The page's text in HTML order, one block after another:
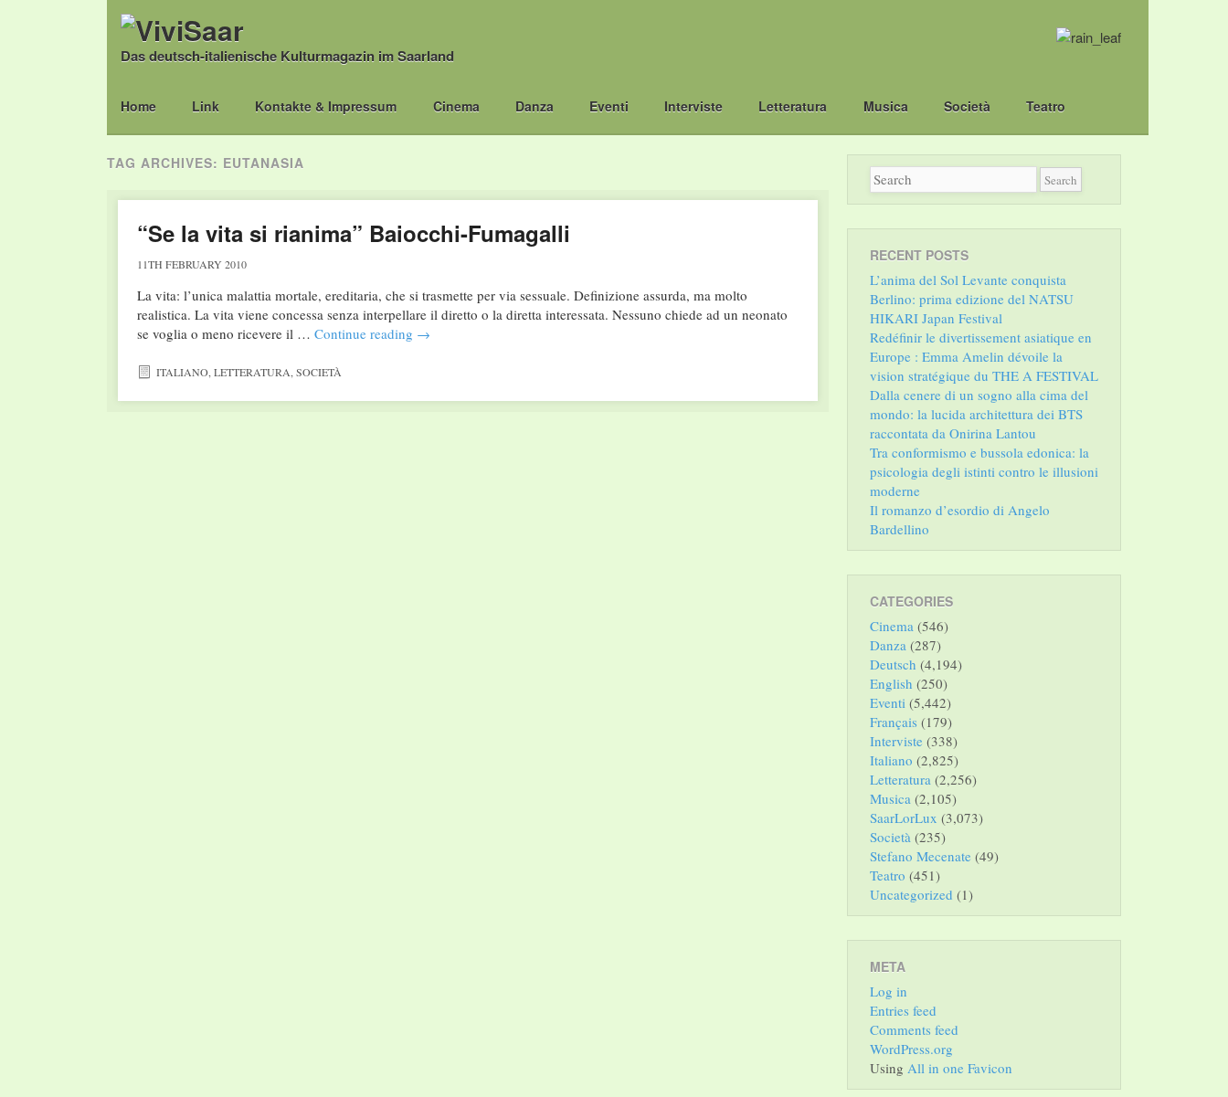
Das deutsch-italienische Kulturmagazin im Saarland
Main menu
Skip
Home Link Kontakte & Impressum Cinema Danza Eventi Interviste Letteratura Musica Società Teatro
TAG ARCHIVES: EUTANASIA
“Se la vita si rianima” Baiocchi-Fumagalli
11TH FEBRUARY 2010
La vita: l’unica malattia mortale, ereditaria, che si trasmette per via sessuale. Definizione assurda, ma molto
realistica. La vita viene concessa senza interpellare il diretto o la diretta interessata. Nessuno chiede ad un neonato
se voglia o meno ricevere il … Continue reading →
ITALIANO,LETTERATURA,SOCIETÀ
RECENT POSTS
L’anima del Sol Levante conquista
Berlino: prima edizione del NATSU
HIKARI Japan Festival
Redéfinir le divertissement asiatique en
Europe : Emma Amelin dévoile la
vision stratégique du THE A FESTIVAL
Dalla cenere di un sogno alla cima del
mondo: la lucida architettura dei BTS
raccontata da Onirina Lantou
Tra conformismo e bussola edonica: la
psicologia degli istinti contro le illusioni
moderne
Il romanzo d’esordio di Angelo
Bardellino
CATEGORIES
Cinema (546)
Danza (287)
Deutsch (4,194)
English (250)
Eventi (5,442)
Français (179)
Interviste (338)
Italiano (2,825)
Letteratura (2,256)
Musica (2,105)
SaarLorLux (3,073)
Società (235)
Stefano Mecenate (49)
Teatro (451)
Uncategorized (1)
META
Log in
Entries feed
Comments feed
WordPress.org
Using All in one Favicon